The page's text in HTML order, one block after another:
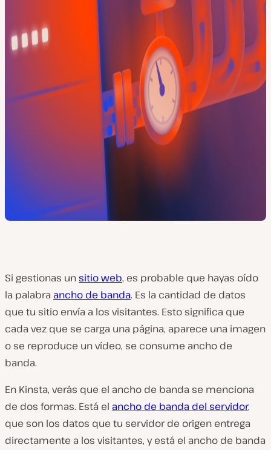
Si gestionas unsitio web, es probable que hayas oído
la palabra ancho de banda. Es la cantidad de datos
que tu sitio envía a los visitantes. Esto significa que
cada vez que se carga una página, aparece una imagen
o se reproduce un vídeo, se consume ancho de
banda.
En Kinsta, verás que el ancho de banda se menciona
de dos formas. Está el ancho de banda del servidor,
que son los datos que tu servidor de origen entrega
directamente a los visitantes, y está el ancho de banda